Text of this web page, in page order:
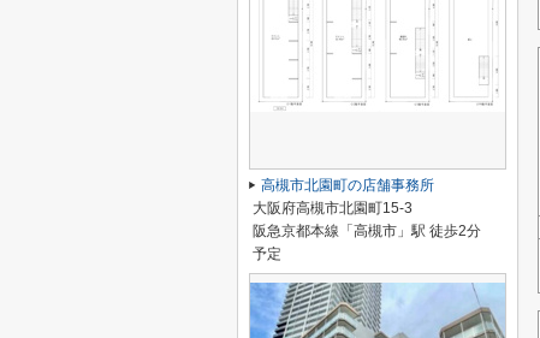
高槻市北園町の店舗事務所
大阪府高槻市北園町15-3
阪急京都本線「高槻市」駅 徒歩2分
予定